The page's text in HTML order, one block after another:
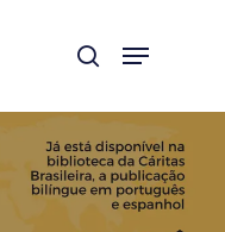
search
Menu